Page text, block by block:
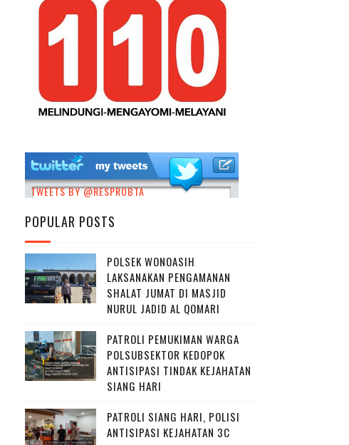
TWEETS BY @RESPROBTA
POPULAR POSTS
POLSEK WONOASIH
LAKSANAKAN PENGAMANAN
SHALAT JUMAT DI MASJID
NURUL JADID AL QOMARI
PATROLI PEMUKIMAN WARGA
POLSUBSEKTOR KEDOPOK
ANTISIPASI TINDAK KEJAHATAN
SIANG HARI
PATROLI SIANG HARI, POLISI
ANTISIPASI KEJAHATAN 3C